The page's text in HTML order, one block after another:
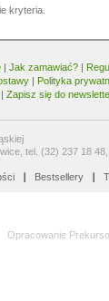
kryteria.
| Jak zamawiać? |
| Polityka
| Zapisz się do
tel. (32) 237 18
Bestsellery
Opracowanie